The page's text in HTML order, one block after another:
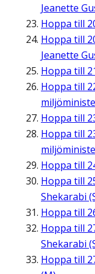
Jeanette
Hoppa till
Hoppa till
Jeanette
Hoppa till
Hoppa till
Hoppa till
Hoppa till
Hoppa till
Hoppa till
Shekarabi
Hoppa till
Hoppa till
Shekarabi
Hoppa till